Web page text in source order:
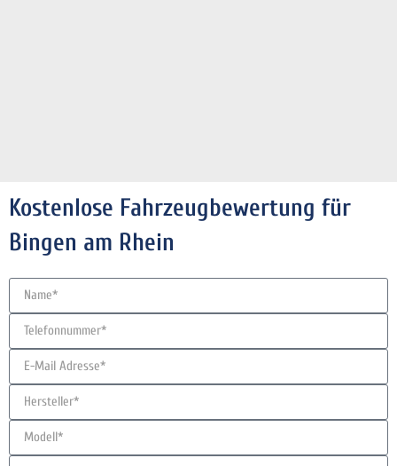
Kostenlose Fahrzeugbewertung für
Bingen am Rhein